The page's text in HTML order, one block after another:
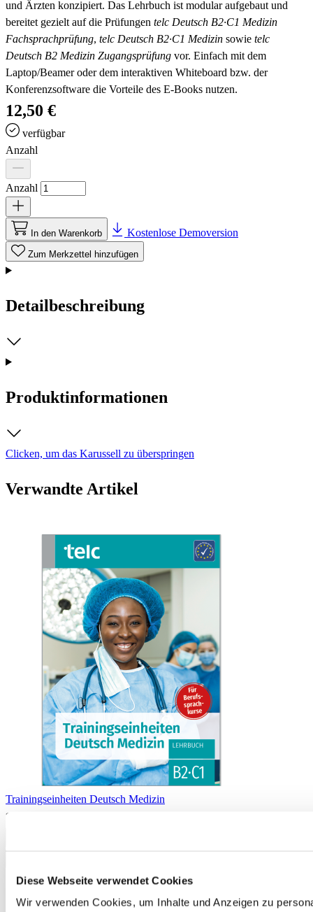
Diese Webseite verwendet Cookies
Wir verwenden Cookies, um Inhalte und Anzeigen zu
und Ärzten konzipiert. Das Lehrbuch ist modular aufgebaut und
bereitet gezielt auf die Prüfungen telc Deutsch B2·C1 Medizin
Fachsprachprüfung, telc Deutsch B2·C1 Medizin sowie telc
Deutsch B2 Medizin Zugangsprüfung vor. Einfach mit dem
Laptop/Beamer oder dem interaktiven Whiteboard bzw. der
Konferenzsoftware die Vorteile des E-Books nutzen.
12,50 €
verfügbar
Anzahl
Anzahl
In den Warenkorb Kostenlose Demoversion
Zum Merkzettel hinzufügen
Detailbeschreibung
Produktinformationen
Clicken, um das Karussell zu überspringen
Verwandte Artikel
Trainingseinheiten Deutsch Medizin
24,50 €